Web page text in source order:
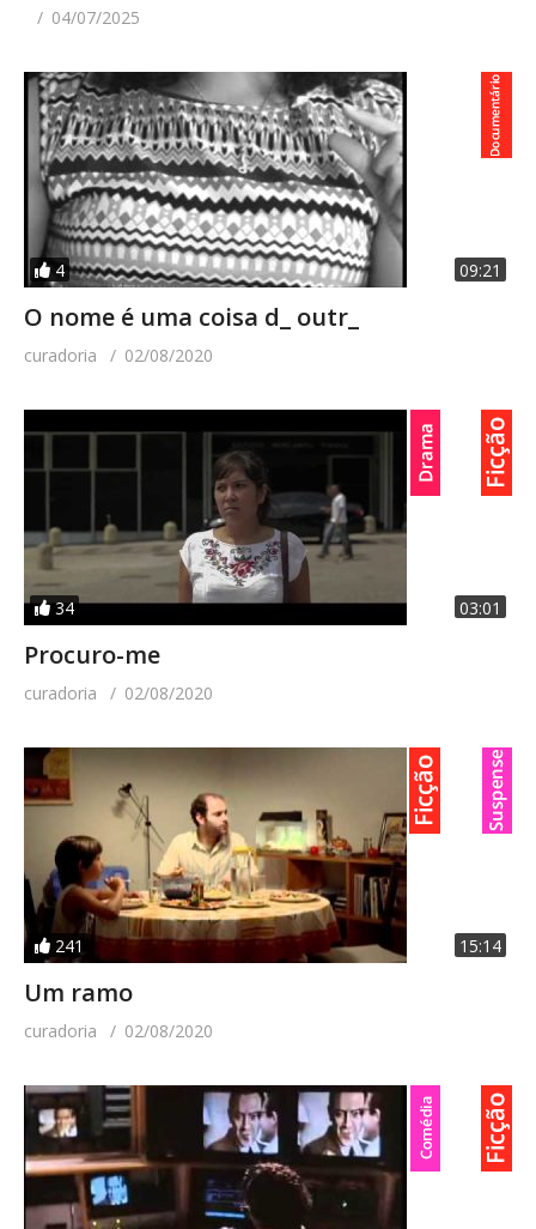
04/07/2025
4 09:21
O nome é uma coisa d_ outr_
curadoria 02/08/2020
34 03:01
Procuro-me
curadoria 02/08/2020
241 15:14
Um ramo
curadoria 02/08/2020